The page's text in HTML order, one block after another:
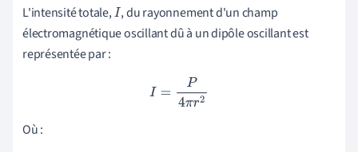
L'intensité totale,I , du rayonnement d'un champ
électromagnétique oscillant dû à un dipôle oscillant est
représentée par :
I=P 4πr2
Où :